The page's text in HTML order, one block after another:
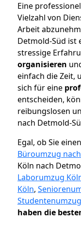
Eine
Vielzahl von
Arbeit
Detmold-Süd ist
stressige
organisieren
einfach die Zeit,
sich für eine
entscheiden,
reibungslosen
nach Detmold-
Egal, ob Sie einen
Büroumzug
Köln nach
Laborumzug
Köln,
Studentenumzug
haben die